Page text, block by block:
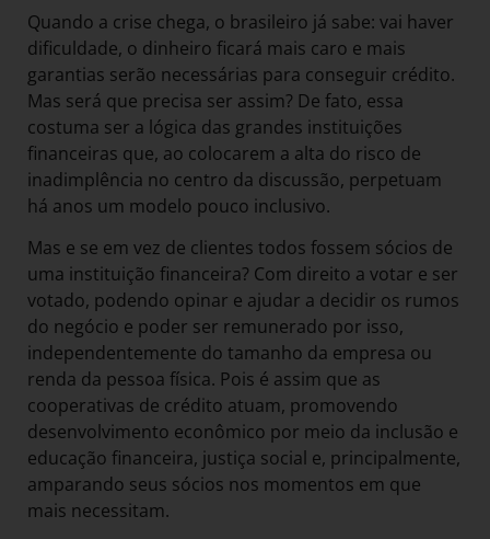
Quando a crise chega, o brasileiro já sabe: vai haver
dificuldade, o dinheiro ficará mais caro e mais
garantias serão necessárias para conseguir crédito.
Mas será que precisa ser assim? De fato, essa
costuma ser a lógica das grandes instituições
financeiras que, ao colocarem a alta do risco de
inadimplência no centro da discussão, perpetuam
há anos um modelo pouco inclusivo.
Mas e se em vez de clientes todos fossem sócios de
uma instituição financeira? Com direito a votar e ser
votado, podendo opinar e ajudar a decidir os rumos
do negócio e poder ser remunerado por isso,
independentemente do tamanho da empresa ou
renda da pessoa física. Pois é assim que as
cooperativas de crédito atuam, promovendo
desenvolvimento econômico por meio da inclusão e
educação financeira, justiça social e, principalmente,
amparando seus sócios nos momentos em que
mais necessitam.